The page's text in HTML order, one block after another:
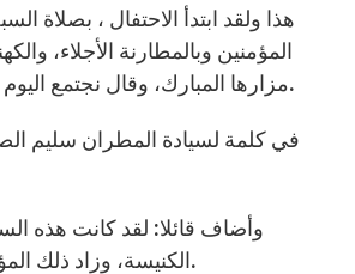
هذا ولقد ابتدأ الاحتفال ، بصلاة
المؤمنين وبالمطارنة الأجلاء،
مزارها المبارك، وقال نجتمع اليوم ونصلي بخشوع حول العذراء الباكية لنعزيها ولنشكر الرب على النعم التي أغدقها علينا.
في كلمة لسيادة المطران سليم
وأضاف قائلا: لقد كانت هذه
الكنيسة، وزاد ذلك المؤمن حبا بالكهنوت وأصبحوا سندا لهم وقدموا آيات الشكر والحمد للمسيح الحبر الأعظم.